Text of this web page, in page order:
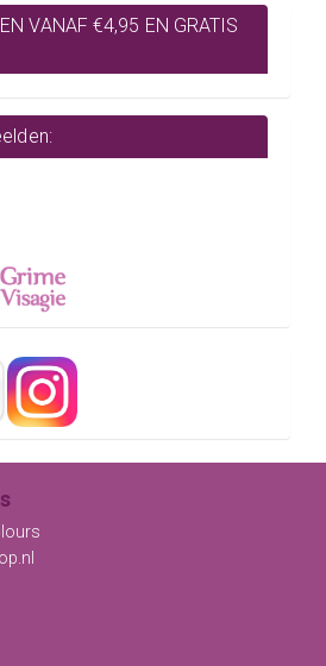
VANAF €4,95 EN GRATIS